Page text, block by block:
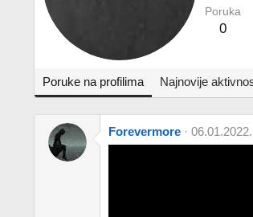
Poruka
0
Poruke na profilima Najnovije
Forevermore 06.01.2022.